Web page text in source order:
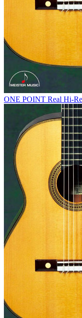
ONE POINT Real Hi-